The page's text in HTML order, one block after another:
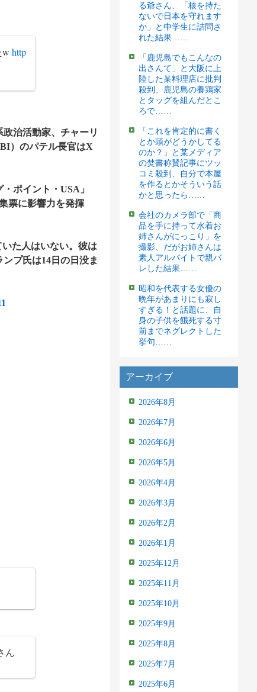
http
治活動家、チャーリ
）のパテル長官はX
ポイント・USA」
票に影響力を発揮
た人はいない。彼は
プ氏は14日の日没ま
ん
る爺さん、「核を持た
ないで日本を守れます
か」と中学生に詰問さ
れた結果……
「鹿児島でもこんなの
出さんて」と大阪に上
陸した某料理店に批判
殺到、鹿児島の養鶏家
とタッグを組んだとこ
ろで……
「これを肯定的に書く
とか頭がどうかしてる
のか？」と某メディア
の焚書称賛記事にツッ
コミ殺到、自分で本屋
を作るとかそういう話
かと思ったら……
会社のカメラ部で「商
品を手に持って水着お
姉さんがにっこり」を
撮影、だがお姉さんは
素人アルバイトで親バ
レした結果……
昭和を代表する女優の
晩年があまりにも寂し
すぎる！と話題に、自
身の子供を餓死する寸
前までネグレクトした
挙句……
アーカイブ
2026年8月
2026年7月
2026年6月
2026年5月
2026年4月
2026年3月
2026年2月
2026年1月
2025年12月
2025年11月
2025年10月
2025年9月
2025年8月
2025年7月
2025年6月